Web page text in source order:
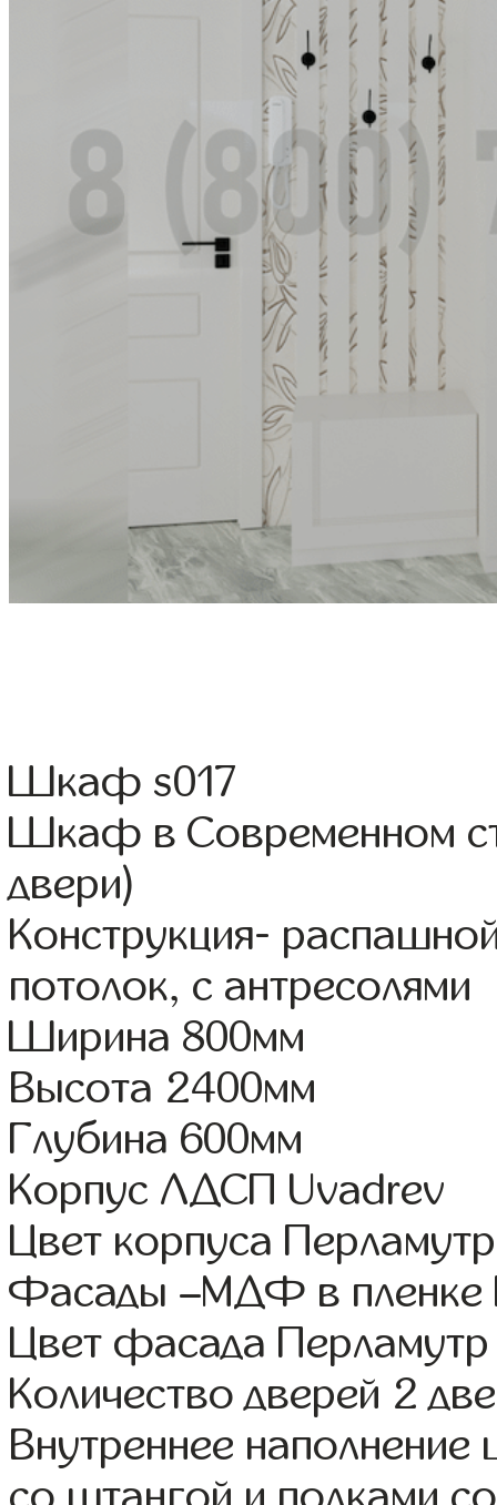
Шкаф s017
Шкаф в Современном
двери)
Конструкция-
потолок, с антресолями
Ширина 800мм
Высота 2400мм
Глубина 600мм
Корпус ЛДСП Uvadrev
Цвет корпуса Перламутр
Фасады –МДФ в пленке
Цвет фасада Перламутр
Количество дверей 2
Внутреннее